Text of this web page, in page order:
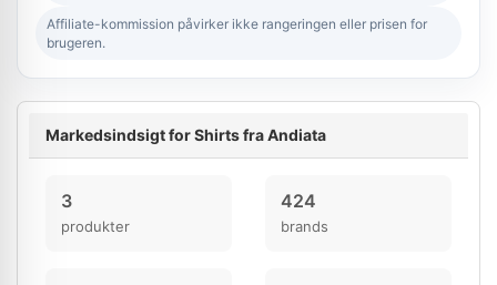
Affiliate-kommission påvirker ikke rangeringen eller prisen for
brugeren.
Markedsindsigt for Shirts fra Andiata
3
produkter
424
brands